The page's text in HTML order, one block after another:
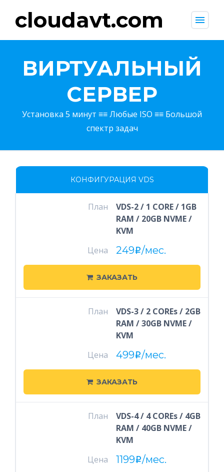
cloudavt.com menu
ВИРТУАЛЬНЫЙ
СЕРВЕР
Установка 5 минут ≡≡ Любые ISO ≡≡ Большой
спектр задач
КОНФИГУРАЦИЯ VDS
План
VDS-2 / 1 CORE / 1GB
RAM / 20GB NVME /
KVM
Цена
249i/мес.
ЗАКАЗАТЬ
План
VDS-3 / 2 COREs / 2GB
RAM / 30GB NVME /
KVM
Цена
499i/мес.
ЗАКАЗАТЬ
План
VDS-4 / 4 COREs / 4GB
RAM / 40GB NVME /
KVM
Цена
1199i/мес.